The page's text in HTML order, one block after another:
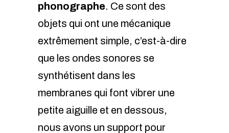
phonographe. Ce sont des
objets qui ont une mécanique
extrêmement simple, c’est-à-dire
que les ondes sonores se
synthétisent dans les
membranes qui font vibrer une
petite aiguille et en dessous,
nous avons un support pour